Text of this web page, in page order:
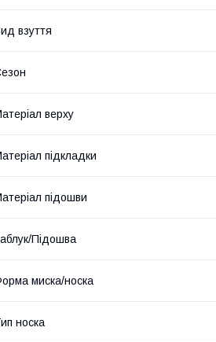
взуття
верху
підкладки
підошви
Підошва
миска/носка
носка